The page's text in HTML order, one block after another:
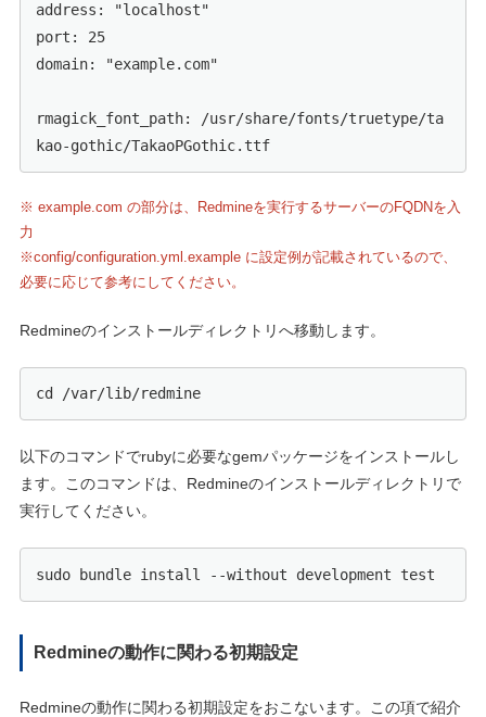
address: "localhost"
port: 25
domain: "example.com"
rmagick_font_path: /usr/share/fonts/truetype/ta
kao-gothic/TakaoPGothic.ttf
※ example.com の部分は、Redmineを実行するサーバーのFQDNを入
力
※config/configuration.yml.example に設定例が記載されているので、
必要に応じて参考にしてください。
Redmineのインストールディレクトリへ移動します。
cd /var/lib/redmine
以下のコマンドでrubyに必要なgemパッケージをインストールし
ます。このコマンドは、Redmineのインストールディレクトリで
実行してください。
sudo bundle install --without development test
Redmineの動作に関わる初期設定
Redmineの動作に関わる初期設定をおこないます。この項で紹介